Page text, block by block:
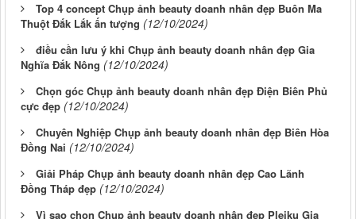
Top 4 concept Chụp ảnh beauty doanh nhân đẹp Buôn Ma
Thuột Đắk Lắk ấn tượng (12/10/2024)
điều cần lưu ý khi Chụp ảnh beauty doanh nhân đẹp Gia
Nghĩa Đắk Nông (12/10/2024)
Chọn góc Chụp ảnh beauty doanh nhân đẹp Điện Biên Phủ
cực đẹp (12/10/2024)
Chuyên Nghiệp Chụp ảnh beauty doanh nhân đẹp Biên Hòa
Đồng Nai (12/10/2024)
Giải Pháp Chụp ảnh beauty doanh nhân đẹp Cao Lãnh
Đồng Tháp đẹp (12/10/2024)
Vì sao chọn Chụp ảnh beauty doanh nhân đẹp Pleiku Gia